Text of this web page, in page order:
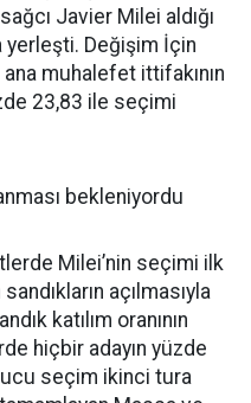
Javier Milei aldığı
yerleşti. Değişim İçin
muhalefet ittifakının
23,83 ile seçimi
bekleniyordu
Milei’nin seçimi ilk
açılmasıyla
katılım oranının
hiçbir adayın yüzde
seçim ikinci tura